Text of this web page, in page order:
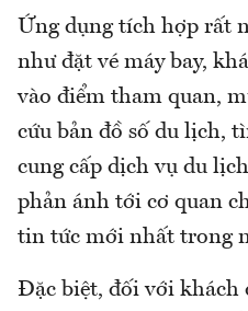
Ứng dụng tích hợp rất
như đặt vé máy bay,
vào điểm tham quan,
cứu bản đồ số du lịch,
cung cấp dịch vụ du
phản ánh tới cơ quan
tin tức mới nhất trong
Đặc biệt, đối với khách